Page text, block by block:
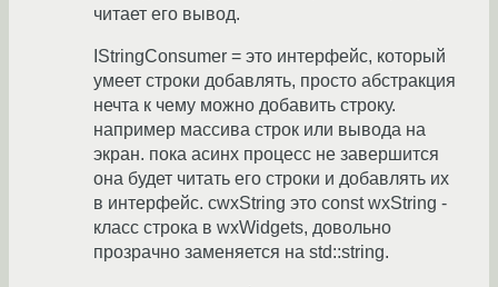
читает его вывод.
IStringConsumer = это интерфейс, который
умеет строки добавлять, просто абстракция
нечта к чему можно добавить строку.
например массива строк или вывода на
экран. пока асинх процесс не завершится
она будет читать его строки и добавлять их
в интерфейс. cwxString это const wxString -
класс строка в wxWidgets, довольно
прозрачно заменяется на std::string.